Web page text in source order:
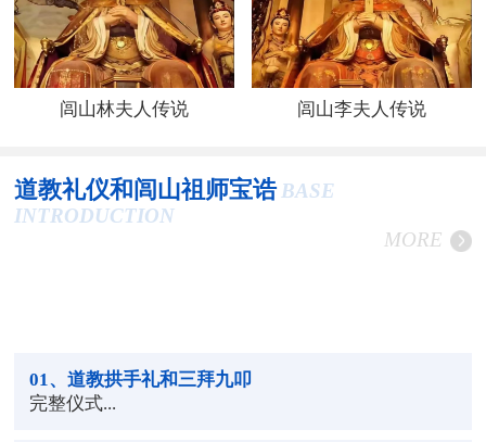
闾山林夫人传说 闾山李夫人传说
道教礼仪和闾山祖师宝诰 BASE
INTRODUCTION
MORE
01 、道教拱手礼和三拜九叩
完整仪式...